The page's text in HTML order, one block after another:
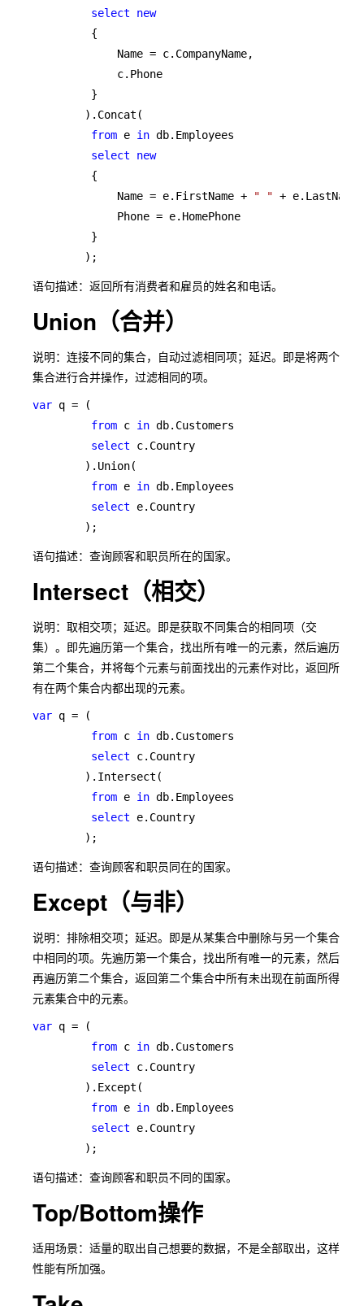
select new
{
             Name = c.CompanyName,
             c.Phone
         }
        ).Concat(
from e in db.Employees
select new
{
             Name = e.FirstName +
" " + e.LastName,
             Phone = e.HomePhone
         }
        );
语句描述：返回所有消费者和雇员的姓名和电话。
Union（合并）
说明：连接不同的集合，自动过滤相同项；延迟。即是将两个
集合进行合并操作，过滤相同的项。
var q = (
from c in db.Customers
select c.Country
        ).Union(
from e in db.Employees
select e.Country
        );
语句描述：查询顾客和职员所在的国家。
Intersect（相交）
说明：取相交项；延迟。即是获取不同集合的相同项（交
集）。即先遍历第一个集合，找出所有唯一的元素，然后遍历
第二个集合，并将每个元素与前面找出的元素作对比，返回所
有在两个集合内都出现的元素。
var q = (
from c in db.Customers
select c.Country
        ).Intersect(
from e in db.Employees
select e.Country
        );
语句描述：查询顾客和职员同在的国家。
Except（与非）
说明：排除相交项；延迟。即是从某集合中删除与另一个集合
中相同的项。先遍历第一个集合，找出所有唯一的元素，然后
再遍历第二个集合，返回第二个集合中所有未出现在前面所得
元素集合中的元素。
var q = (
from c in db.Customers
select c.Country
        ).Except(
from e in db.Employees
select e.Country
        );
语句描述：查询顾客和职员不同的国家。
Top/Bottom操作
适用场景：适量的取出自己想要的数据，不是全部取出，这样
性能有所加强。